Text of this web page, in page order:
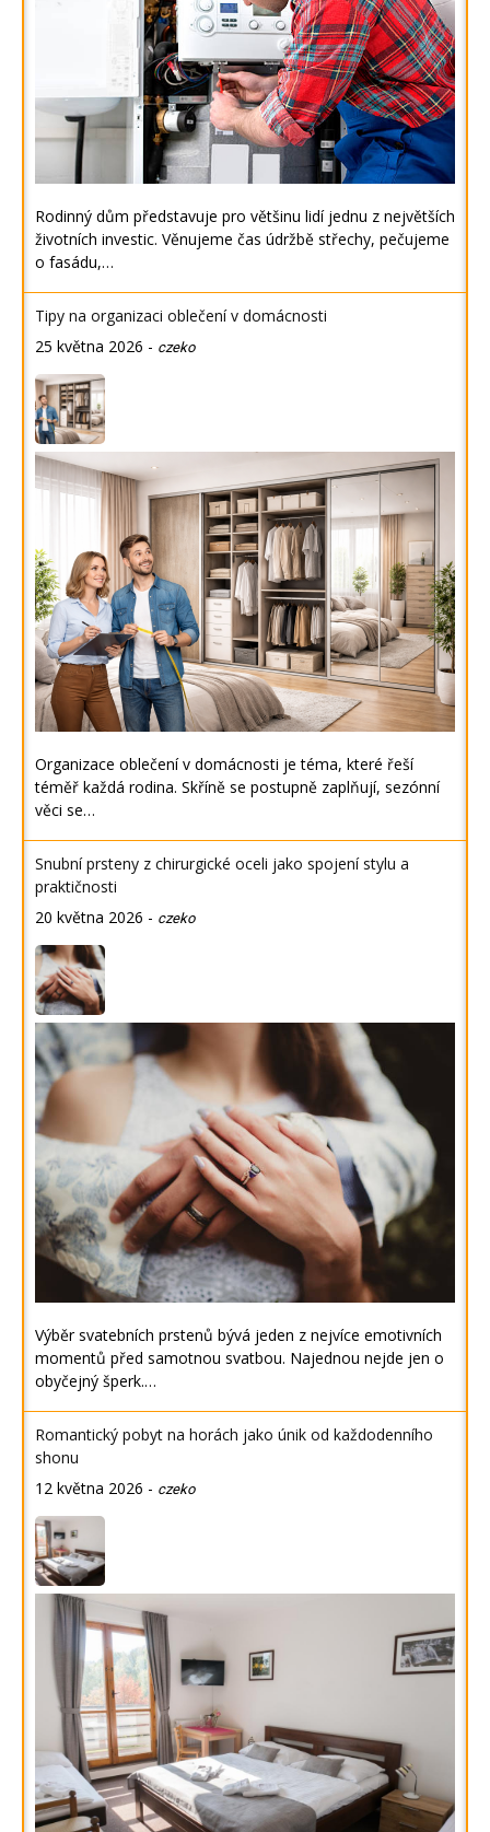
Rodinný dům představuje pro většinu lidí jednu z největších
životních investic. Věnujeme čas údržbě střechy, pečujeme
o fasádu,…
Tipy na organizaci oblečení v domácnosti
25 května 2026 - czeko
Organizace oblečení v domácnosti je téma, které řeší
téměř každá rodina. Skříně se postupně zaplňují, sezónní
věci se…
Snubní prsteny z chirurgické oceli jako spojení stylu a
praktičnosti
20 května 2026 - czeko
Výběr svatebních prstenů bývá jeden z nejvíce emotivních
momentů před samotnou svatbou. Najednou nejde jen o
obyčejný šperk.…
Romantický pobyt na horách jako únik od každodenního
shonu
12 května 2026 - czeko